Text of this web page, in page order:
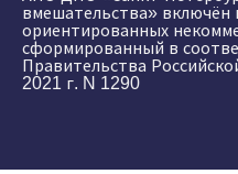
вмешательства» включён
ориентированных
сформированный в
Правительства
2021 г. N 1290